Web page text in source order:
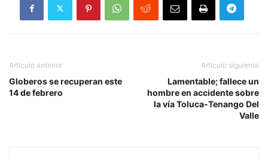
Artículo anterior
Globeros se recuperan este
14 de febrero
Artículo siguiente
Lamentable; fallece un
hombre en accidente sobre
la vía Toluca-Tenango Del
Valle